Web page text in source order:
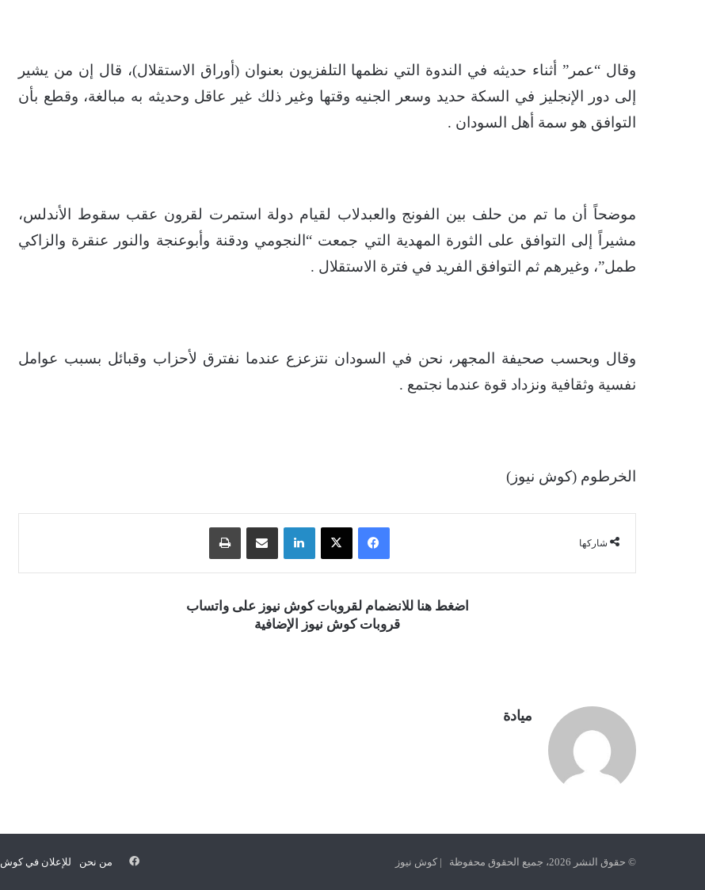
وقال “عمر” أثناء حديثه في الندوة التي نظمها التلفزيون بعنوان (أوراق الاستقلال)، قال إن من يشير
إلى دور الإنجليز في السكة حديد وسعر الجنيه وقتها وغير ذلك غير عاقل وحديثه به مبالغة، وقطع بأن
التوافق هو سمة أهل السودان .
موضحاً أن ما تم من حلف بين الفونج والعبدلاب لقيام دولة استمرت لقرون عقب سقوط الأندلس،
مشيراً إلى التوافق على الثورة المهدية التي جمعت “النجومي ودقنة وأبوعنجة والنور عنقرة والزاكي
طمل”، وغيرهم ثم التوافق الفريد في فترة الاستقلال .
وقال وبحسب صحيفة المجهر، نحن في السودان نتزعزع عندما نفترق لأحزاب وقبائل بسبب عوامل
نفسية وثقافية ونزداد قوة عندما نجتمع .
الخرطوم (كوش نيوز)
شاركها
فيسبوك ‫X لينكدإن مشاركة عبر البريد
اضغط هنا للانضمام لقروبات كوش نيوز على واتساب
قروبات كوش نيوز الإضافية
ميادة
© حقوق النشر 2026، جميع الحقوق محفوظة | كوش نيوز من نحن للإعلان في كوش فيسبوك